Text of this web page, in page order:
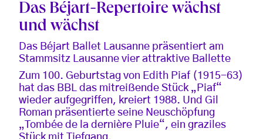
Das Béjart-Repertoire wächst
und wächst
Das Béjart Ballet Lausanne präsentiert am
Stammsitz Lausanne vier attraktive Ballette
Zum 100. Geburtstag von Edith Piaf (1915-63)
hat das BBL das mitreißende Stück „Piaf“
wieder aufgegriffen, kreiert 1988. Und Gil
Roman präsentierte seine Neuschöpfung
„Tombée de la dernière Pluie“, ein graziles